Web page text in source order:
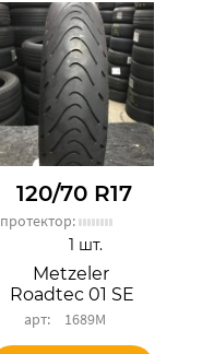
120/70 R17
протектор:
Metzeler
Roadtec 01 SE
1689М
1 шт.